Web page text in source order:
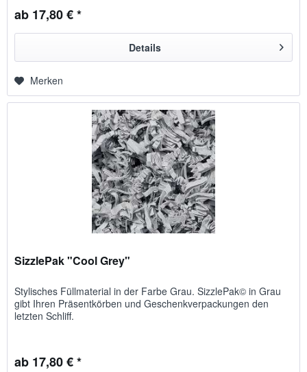
ab 17,80 € *
Details
Merken
SizzlePak "Cool Grey"
Stylisches Füllmaterial in der Farbe Grau. SizzlePak© in Grau
gibt Ihren Präsentkörben und Geschenkverpackungen den
letzten Schliff.
ab 17,80 € *